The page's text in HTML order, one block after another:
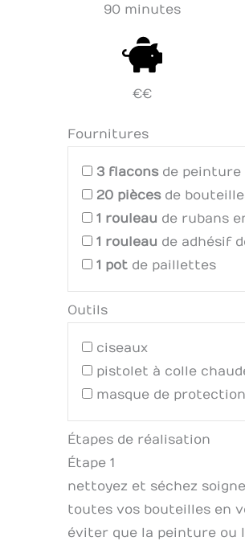
90 minutes
€€
Fournitures
3 flaconsde peinture
20 piècesde
1 rouleau de rubans
1 rouleau de adhésif
1 pot de paillettes
Outils
ciseaux
pistolet à colle
masque de protection
Étapes de réalisation
Étape 1
nettoyez et séchez
toutes vos bouteilles en
éviter que la peinture ou